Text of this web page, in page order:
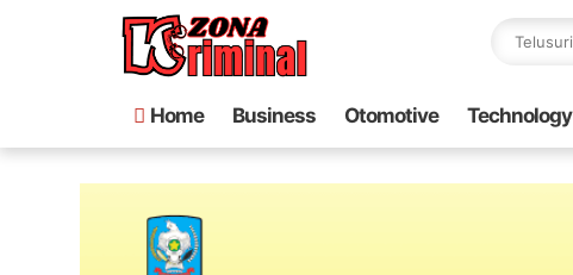
Home Business Otomotive Technology